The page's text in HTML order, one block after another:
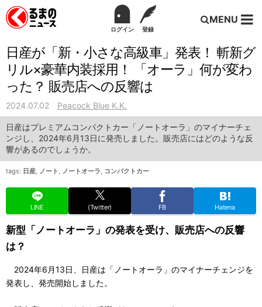
ログイン 登録
MENU
日産が「新・小さな高級車」発表！ 斬新グ
リル×豪華内装採用！ 「オーラ」何が変わ
った？ 販売店への反響は
2024.07.02 Peacock Blue K.K.
日産はプレミアムコンパクトカー「ノートオーラ」のマイナーチェ
ンジし、2024年6月13日に発売しました。販売店にはどのような反
響があるのでしょうか。
tags: 日産, ノート , ノートオーラ, コンパクトカー
LINE (Twitter) FB Hatena
新型「ノートオーラ」の発表を受け、販売店への反響
は？
2024年6月13日、日産は「ノートオーラ」のマイナーチェンジを
発表し、発売開始しました。